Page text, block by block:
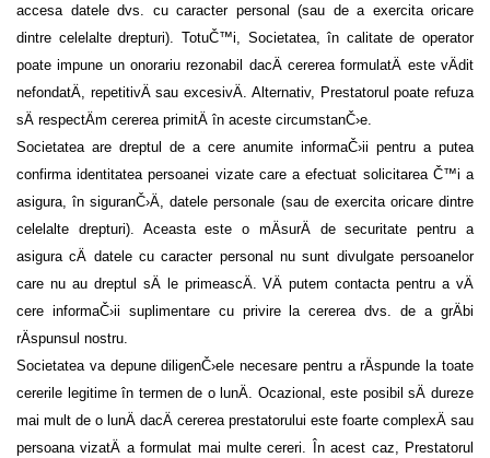
accesa datele dvs. cu caracter personal (sau de a exercita oricare
dintre celelalte drepturi). TotuČ™i, Societatea, în calitate de operator
poate impune un onorariu rezonabil dacÄ cererea formulatÄ este vÄdit
nefondatÄ, repetitivÄ sau excesivÄ. Alternativ, Prestatorul poate refuza
sÄ respectÄm cererea primitÄ în aceste circumstanČ›e.
Societatea are dreptul de a cere anumite informaČ›ii pentru a putea
confirma identitatea persoanei vizate care a efectuat solicitarea Č™i a
asigura, în siguranČ›Ä, datele personale (sau de exercita oricare dintre
celelalte drepturi). Aceasta este o mÄsurÄ de securitate pentru a
asigura cÄ datele cu caracter personal nu sunt divulgate persoanelor
care nu au dreptul sÄ le primeascÄ. VÄ putem contacta pentru a vÄ
cere informaČ›ii suplimentare cu privire la cererea dvs. de a grÄbi
rÄspunsul nostru.
Societatea va depune diligenČ›ele necesare pentru a rÄspunde la toate
cererile legitime în termen de o lunÄ. Ocazional, este posibil sÄ dureze
mai mult de o lunÄ dacÄ cererea prestatorului este foarte complexÄ sau
persoana vizatÄ a formulat mai multe cereri. În acest caz, Prestatorul